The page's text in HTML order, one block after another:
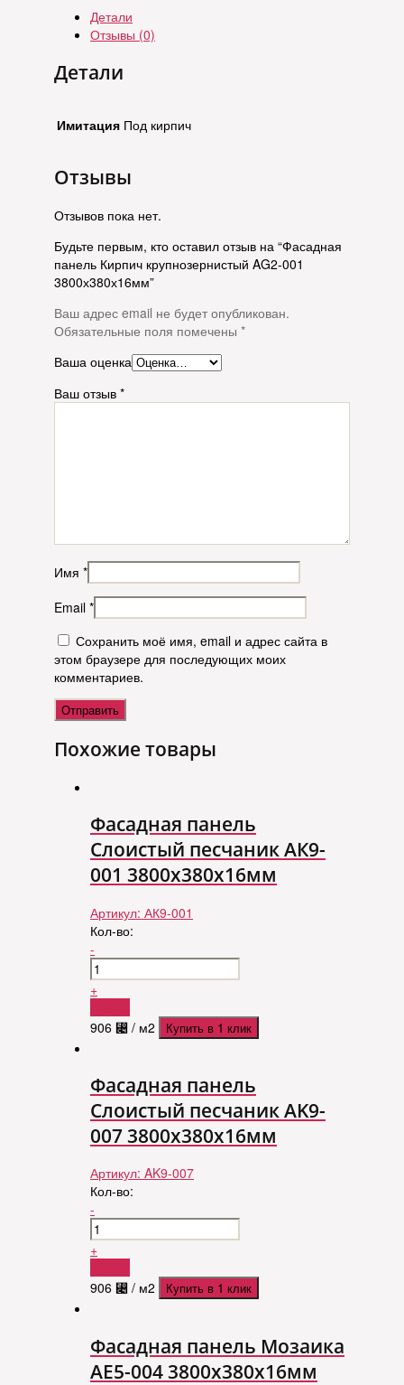
Детали
Отзывы (0)
Детали
Имитация Под кирпич
Отзывы
Отзывов пока нет.
Будьте первым, кто оставил отзыв на “Фасадная
панель Кирпич крупнозернистый AG2-001
3800х380х16мм”
Ваш адрес email не будет опубликован.
Обязательные поля помечены *
Ваша оценка
Ваш отзыв *
Имя *
Email *
Сохранить моё имя, email и адрес сайта в
этом браузере для последующих моих
комментариев.
Похожие товары
Фасадная панель
Слоистый песчаник АК9-
001 3800х380х16мм
Артикул: АК9-001
Кол-во:
-
+
906 ⃄ / м2 Купить в 1 клик
Фасадная панель
Слоистый песчаник AK9-
007 3800х380х16мм
Артикул: AK9-007
Кол-во:
-
+
906 ⃄ / м2 Купить в 1 клик
Фасадная панель Мозаика
AE5-004 3800х380х16мм